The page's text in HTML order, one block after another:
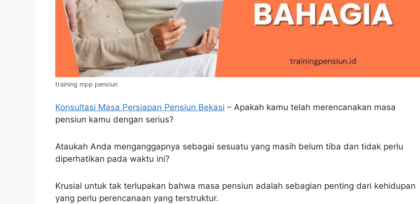
training mpp pensiun
Konsultasi Masa Persiapan Pensiun Bekasi – Apakah kamu telah merencanakan masa
pensiun kamu dengan serius?
Ataukah Anda menganggapnya sebagai sesuatu yang masih belum tiba dan tidak perlu
diperhatikan pada waktu ini?
Krusial untuk tak terlupakan bahwa masa pensiun adalah sebagian penting dari kehidupan
yang perlu perencanaan yang terstruktur.